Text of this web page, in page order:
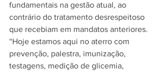
fundamentais na gestão atual, ao
contrário do tratamento desrespeitoso
que recebiam em mandatos anteriores.
“Hoje estamos aqui no aterro com
prevenção, palestra, imunização,
testagens, medição de glicemia,